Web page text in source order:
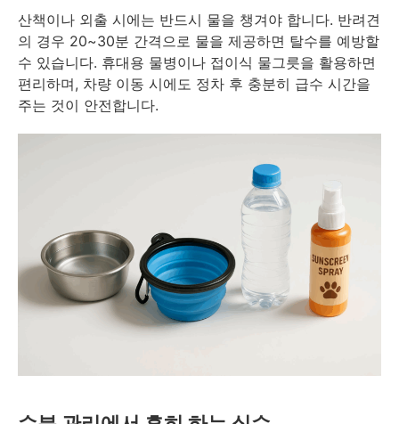
산책이나 외출 시에는 반드시 물을 챙겨야 합니다. 반려견
의 경우 20~30분 간격으로 물을 제공하면 탈수를 예방할
수 있습니다. 휴대용 물병이나 접이식 물그릇을 활용하면
편리하며, 차량 이동 시에도 정차 후 충분히 급수 시간을
주는 것이 안전합니다.